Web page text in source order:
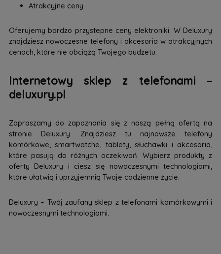
Atrakcyjne ceny
Oferujemy bardzo przystepne ceny elektroniki. W Deluxury
znajdziesz nowoczesne telefony i akcesoria w atrakcyjnych
cenach, które nie obciążą Twojego budżetu.
Internetowy sklep z telefonami –
deluxury.pl
Zapraszamy do zapoznania się z naszą pełną ofertą na
stronie Deluxury. Znajdziesz tu najnowsze telefony
komórkowe, smartwatche, tablety, słuchawki i akcesoria,
które pasują do różnych oczekiwań. Wybierz produkty z
oferty Deluxury i ciesz się nowoczesnymi technologiami,
które ułatwią i uprzyjemnią Twoje codzienne życie.
Deluxury – Twój zaufany sklep z telefonami komórkowymi i
nowoczesnymi technologiami.